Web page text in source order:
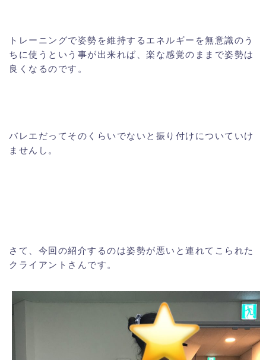
トレーニングで姿勢を維持するエネルギーを無意識のう
ちに使うという事が出来れば、楽な感覚のままで姿勢は
良くなるのです。
バレエだってそのくらいでないと振り付けについていけ
ませんし。
さて、今回の紹介するのは姿勢が悪いと連れてこられた
クライアントさんです。